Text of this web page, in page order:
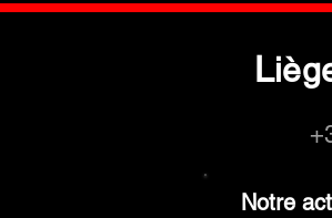
L
Notre